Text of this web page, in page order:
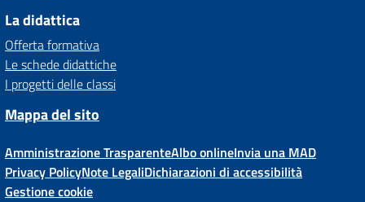
La didattica
Offerta formativa
Le schede didattiche
I progetti delle classi
Mappa del sito
Amministrazione TrasparenteAlbo onlineInvia una MAD
Privacy PolicyNote LegaliDichiarazioni di accessibilità
Gestione cookie